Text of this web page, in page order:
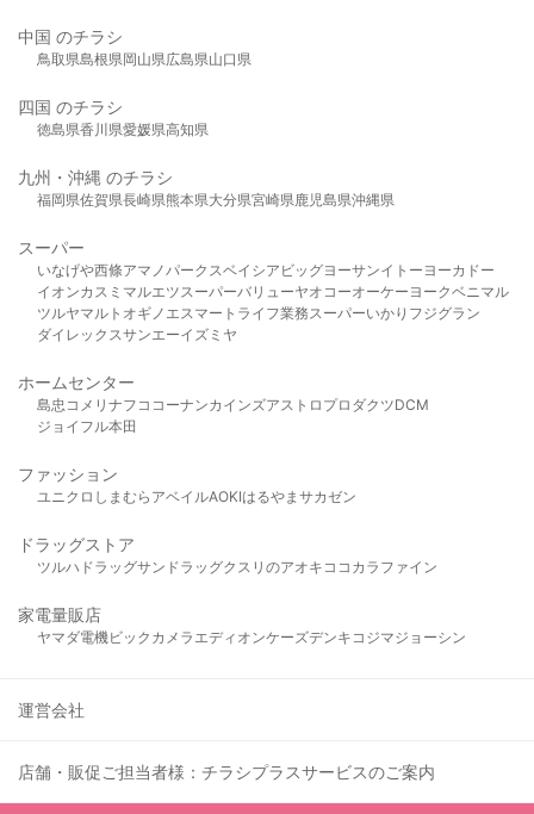
中国 のチラシ
鳥取県島根県岡山県広島県山口県
四国 のチラシ
徳島県香川県愛媛県高知県
九州・沖縄 のチラシ
福岡県佐賀県長崎県熊本県大分県宮崎県鹿児島県沖縄県
スーパー
いなげや西條アマノパークスベイシア ビッグヨーサンイトーヨーカドー
イオンカスミ マルエツスーパーバリューヤオコーオーケー ヨークベニマル
ツルヤマルト オギノ エスマート ライフ業務スーパーいかり フジグラン
ダイレックスサンエーイズミヤ
ホームセンター
島忠 コメリ ナフコ コーナンカインズアストロプロダクツDCM
ジョイフル本田
ファッション
ユニクロ しまむら アベイルAOKIはるやま サカゼン
ドラッグストア
ツルハドラッグサンドラッグクスリのアオキ ココカラファイン
家電量販店
ヤマダ電機ビックカメラ エディオンケーズデンキ コジマジョーシン
運営会社
店舗・販促ご担当者様：チラシプラスサービスのご案内